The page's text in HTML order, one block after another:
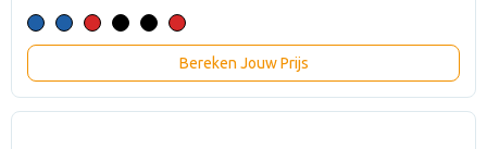
Bereken Jouw Prijs